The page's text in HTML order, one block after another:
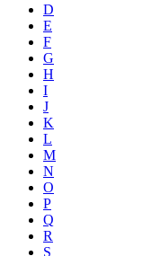
D
E
F
G
H
I
J
K
L
M
N
O
P
Q
R
S